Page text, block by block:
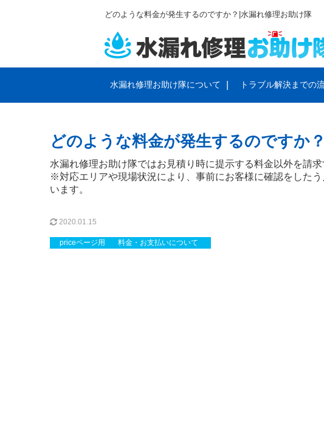
どのような料金が発生するのですか？|水漏れ修理お助け隊
水漏れ修理お助け隊について トラブル解決までの
排水管・排水溝のトラブル 蛇口のトラブル
どのような料金が発生するのですか？
水漏れ修理お助け隊ではお見積り時に提示する料金以外を請求
※対応エリアや現場状況により、事前にお客様に確認をした
います。
2020.01.15
priceページ用 料金・お支払いについて